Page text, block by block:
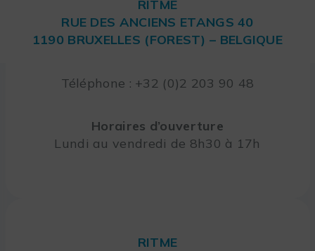
RITME
RUE DES ANCIENS ETANGS 40
1190 BRUXELLES (FOREST) – BELGIQUE
Téléphone : +32 (0)2 203 90 48
Horaires d’ouverture
Lundi au vendredi de 8h30 à 17h
RITME